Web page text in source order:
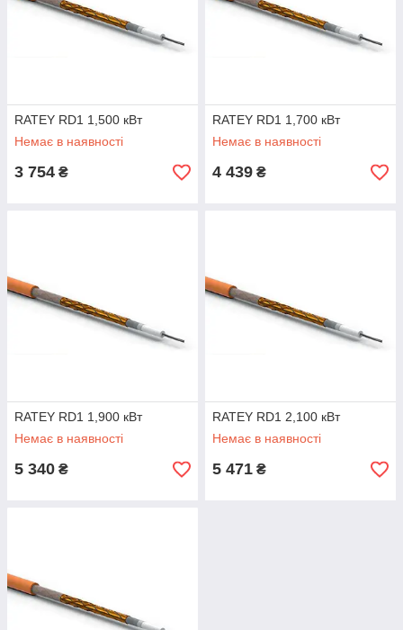
RATEY RD1 1,500 кВт
Немає в наявності
3 754 ₴
RATEY RD1 1,700 кВт
Немає в наявності
4 439 ₴
RATEY RD1 1,900 кВт
Немає в наявності
5 340 ₴
RATEY RD1 2,100 кВт
Немає в наявності
5 471 ₴